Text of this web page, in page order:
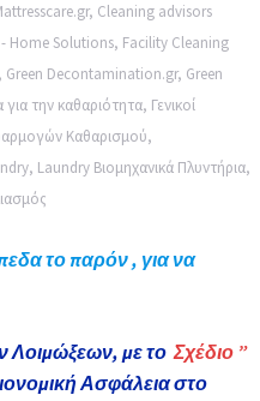
, Cleaning advisors
Home Solutions, Facility Cleaning
, Green Decontamination.gr, Green
για την καθαριότητα, Γενικοί
Καθαρισμού,
, Laundry Βιομηχανικά Πλυντήρια,
από
βελτιώνουμε
στα
το παρόν , για να
Λοιμώξεων, με τοΣχέδιο ”
Ασφάλεια στο